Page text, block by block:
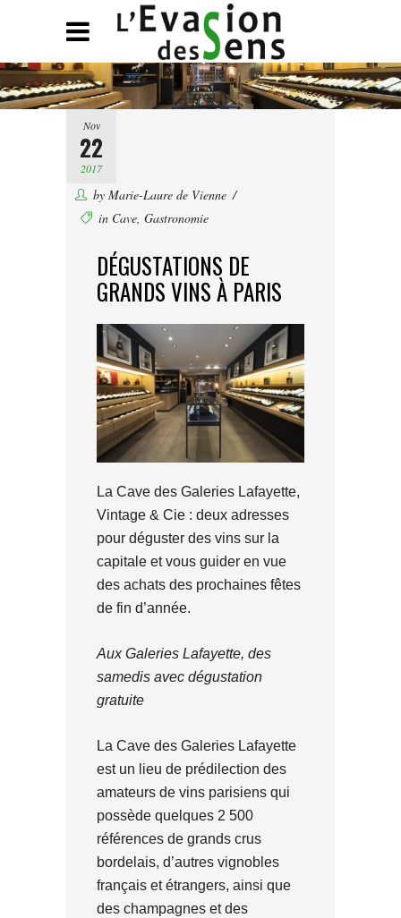
Nov
22
2017
by Marie-Laure de Vienne
in Cave, Gastronomie
DÉGUSTATIONS DE
GRANDS VINS À PARIS
La Cave des Galeries Lafayette,
Vintage & Cie : deux adresses
pour déguster des vins sur la
capitale et vous guider en vue
des achats des prochaines fêtes
de fin d’année.
Aux Galeries Lafayette, des
samedis avec dégustation
gratuite
La Cave des Galeries Lafayette
est un lieu de prédilection des
amateurs de vins parisiens qui
possède quelques 2 500
références de grands crus
bordelais, d’autres vignobles
français et étrangers, ainsi que
des champagnes et des